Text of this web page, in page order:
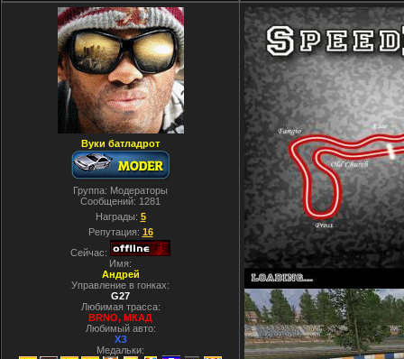
Вуки батладрот
Группа: Модераторы
Сообщений: 1281
Награды: 5
Репутация: 16
Сейчас:
Имя:
Андрей
Управление в гонках:
G27
Любимая трасса:
BRNO, МКАД
Любимый авто:
ХЗ
Медальки: